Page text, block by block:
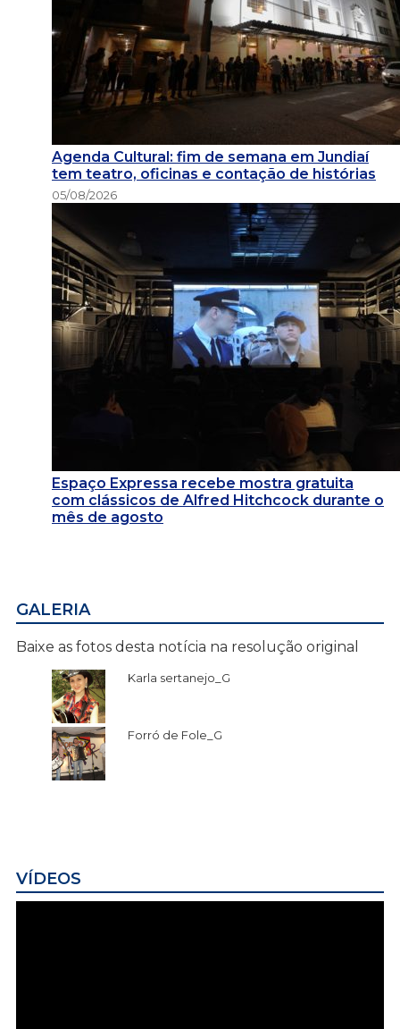
Agenda Cultural: fim de semana em Jundiaí
tem teatro, oficinas e contação de histórias
05/08/2026
Espaço Expressa recebe mostra gratuita
com clássicos de Alfred Hitchcock durante o
mês de agosto
GALERIA
Baixe as fotos desta notícia na resolução original
Karla sertanejo_G
Forró de Fole_G
VÍDEOS